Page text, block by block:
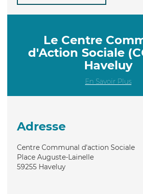
Le Centre
d'Action Sociale
Haveluy
En Savoir Plus
Adresse
Centre Communal d'action Sociale
Place Auguste-Lainelle
59255 Haveluy